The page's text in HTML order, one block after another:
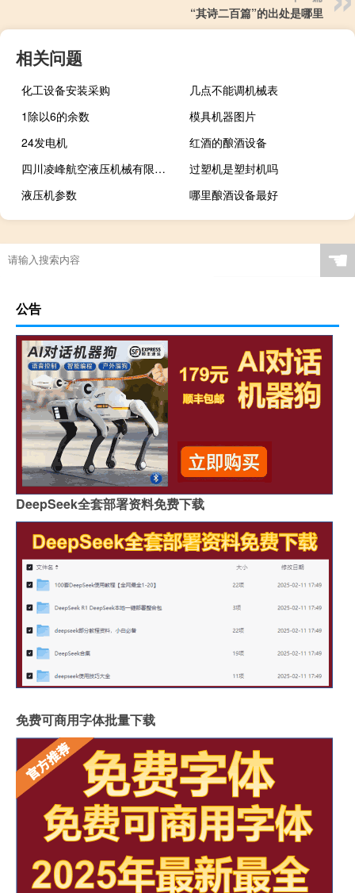
“其诗二百篇”的出处是哪里
相关问题
化工设备安装采购
几点不能调机械表
1除以6的余数
模具机器图片
24发电机
红酒的酿酒设备
四川凌峰航空液压机械有限公司
过塑机是塑封机吗
液压机参数
哪里酿酒设备最好
☚
公告
DeepSeek全套部署资料免费下载
免费可商用字体批量下载